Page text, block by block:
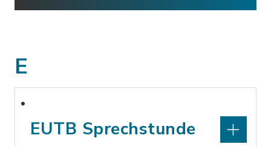
E
EUTB Sprechstunde